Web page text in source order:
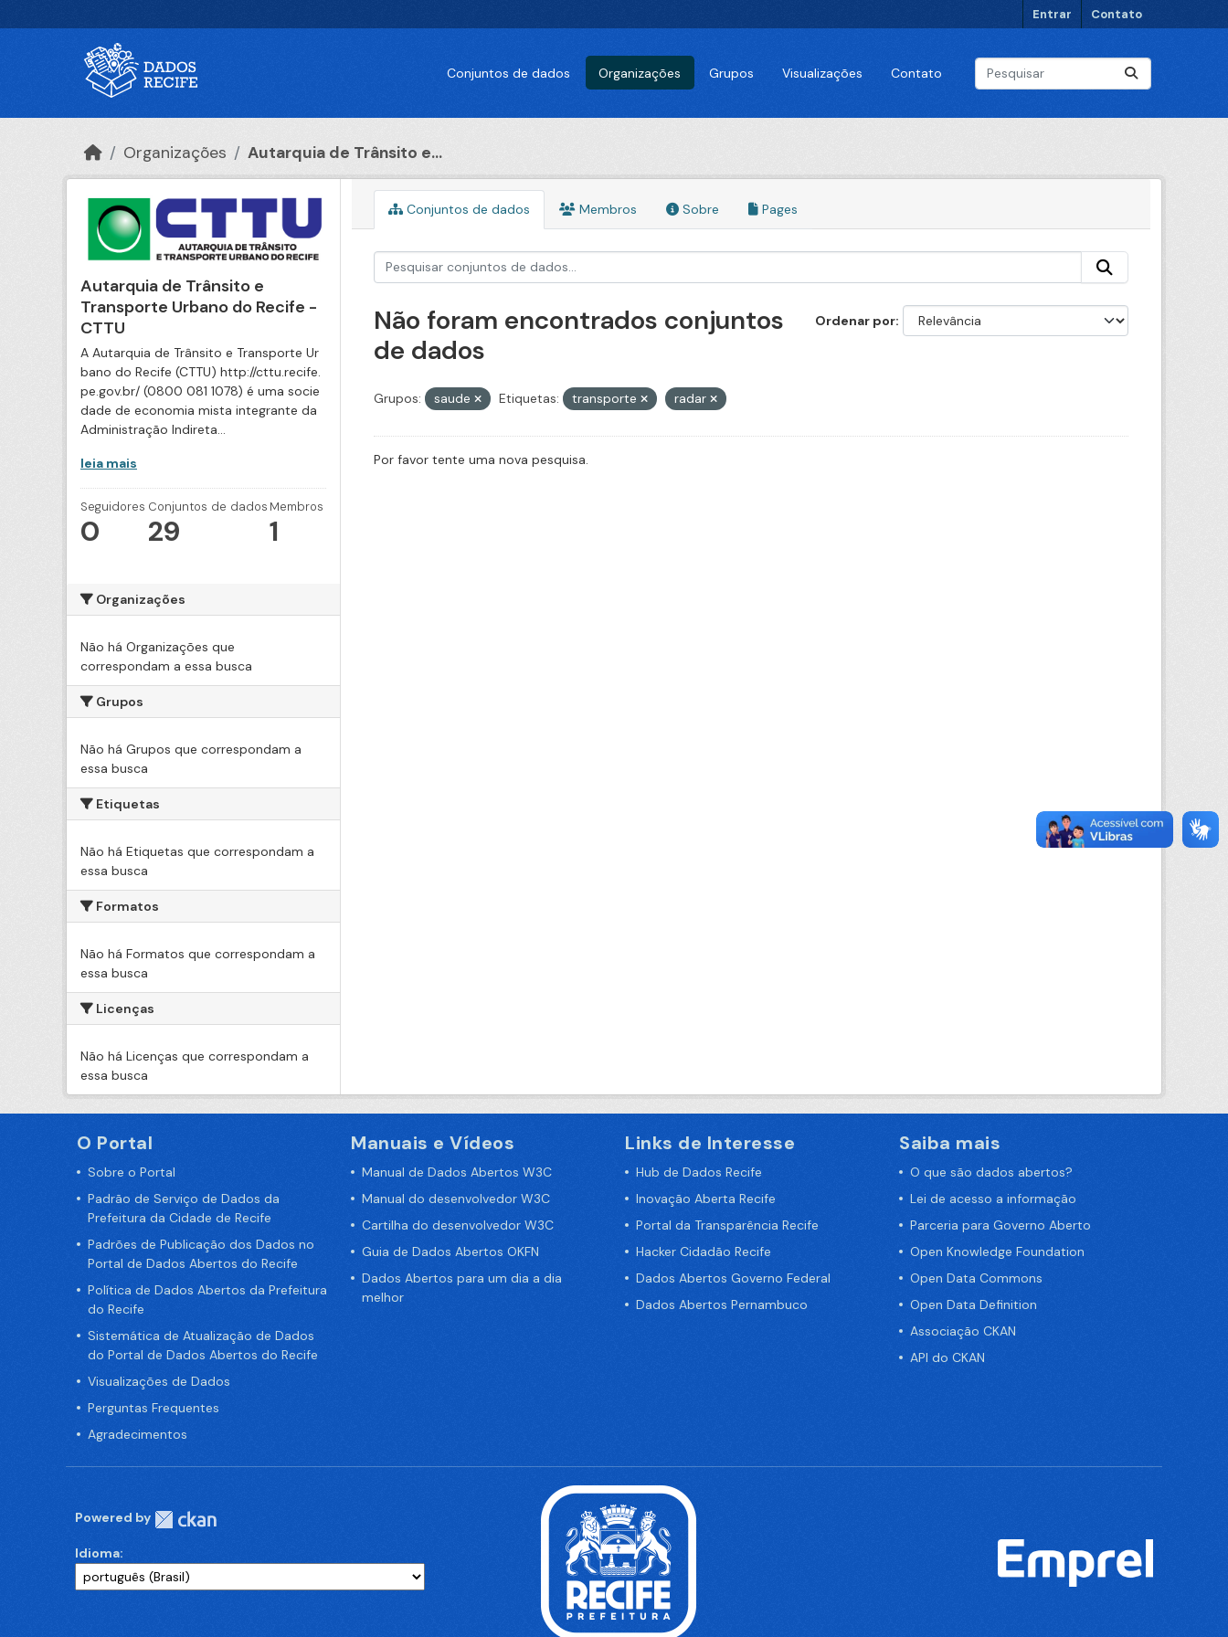
Entrar Contato
Conjuntos de dados Organizações Grupos Visualizações Contato
Organizações Autarquia de Trânsito e...
Autarquia de Trânsito e
Transporte Urbano do Recife -
CTTU
A Autarquia de Trânsito e Transporte Ur
bano do Recife (CTTU) http://cttu.recife.
pe.gov.br/ (0800 081 1078) é uma socie
dade de economia mista integrante da
Administração Indireta...
leia mais
Seguidores
0
Conjuntos de dados
29
Membros
1
Organizações
Não há Organizações que
correspondam a essa busca
Grupos
Não há Grupos que correspondam a
essa busca
Etiquetas
Não há Etiquetas que correspondam a
essa busca
Formatos
Não há Formatos que correspondam a
essa busca
Licenças
Não há Licenças que correspondam a
essa busca
Conjuntos de dados Membros Sobre Pages
Ordenar por
Não foram encontrados conjuntos
de dados
Grupos: saude Etiquetas: transporte radar
Por favor tente uma nova pesquisa.
O Portal
Sobre o Portal
Padrão de Serviço de Dados da
Prefeitura da Cidade de Recife
Padrões de Publicação dos Dados no
Portal de Dados Abertos do Recife
Política de Dados Abertos da Prefeitura
do Recife
Sistemática de Atualização de Dados
do Portal de Dados Abertos do Recife
Visualizações de Dados
Perguntas Frequentes
Agradecimentos
Manuais e Vídeos
Manual de Dados Abertos W3C
Manual do desenvolvedor W3C
Cartilha do desenvolvedor W3C
Guia de Dados Abertos OKFN
Dados Abertos para um dia a dia
melhor
Links de Interesse
Hub de Dados Recife
Inovação Aberta Recife
Portal da Transparência Recife
Hacker Cidadão Recife
Dados Abertos Governo Federal
Dados Abertos Pernambuco
Saiba mais
O que são dados abertos?
Lei de acesso a informação
Parceria para Governo Aberto
Open Knowledge Foundation
Open Data Commons
Open Data Definition
Associação CKAN
API do CKAN
Powered by
Idioma